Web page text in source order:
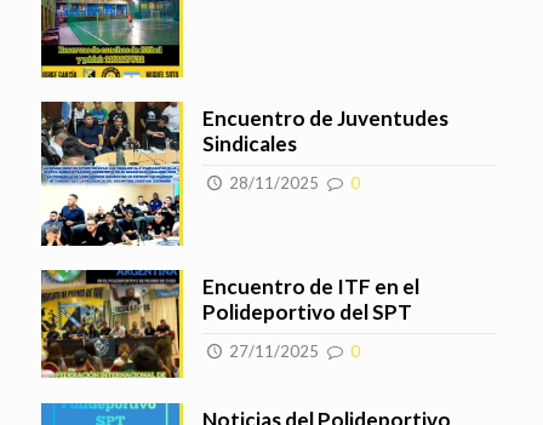
Encuentro de Juventudes
Sindicales
28/11/2025 0
Encuentro de ITF en el
Polideportivo del SPT
27/11/2025 0
Noticias del Polideportivo